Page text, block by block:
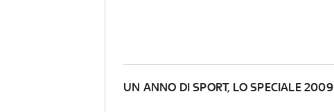
UN ANNO DI SPORT, LO SPECIALE 2009